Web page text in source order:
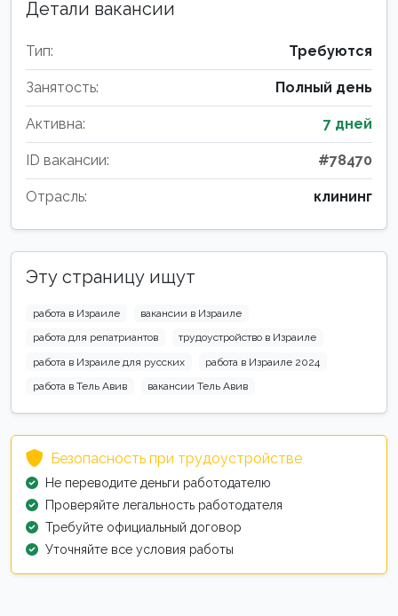
Детали вакансии
Тип: Требуются
Занятость: Полный день
Активна: 7 дней
ID вакансии: #78470
Отрасль: клининг
Эту страницу ищут
работа в Израиле
вакансии в Израиле
работа для репатриантов
трудоустройство в Израиле
работа в Израиле для русских
работа в Израиле 2024
работа в Тель Авив
вакансии Тель Авив
Безопасность при трудоустройстве
Не переводите деньги работодателю
Проверяйте легальность работодателя
Требуйте официальный договор
Уточняйте все условия работы